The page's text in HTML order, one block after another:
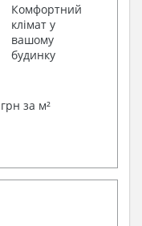
Комфортний
клімат у
вашому
будинку
грн за м²